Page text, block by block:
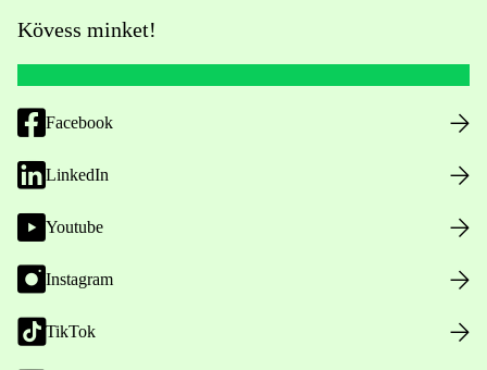
Kövess minket!
Facebook
LinkedIn
Youtube
Instagram
TikTok